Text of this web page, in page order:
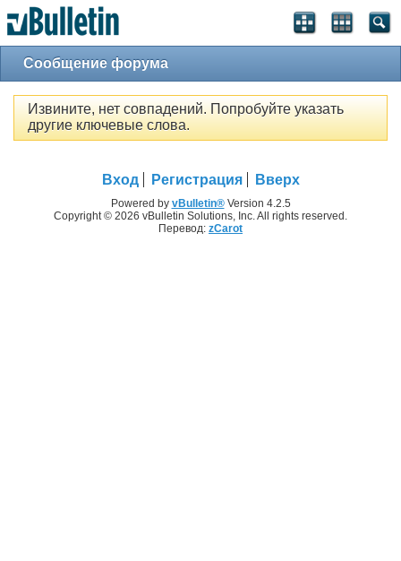
Сообщение форума
Извините, нет совпадений. Попробуйте указать
другие ключевые слова.
Вход Регистрация Вверх
Powered by vBulletin®Version 4.2.5
Copyright © 2026 vBulletin Solutions, Inc. All rights reserved.
Перевод: zCarot